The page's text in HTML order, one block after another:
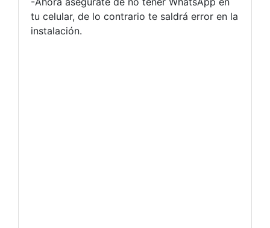
tu celular, de lo contrario te saldrá error en la
instalación.